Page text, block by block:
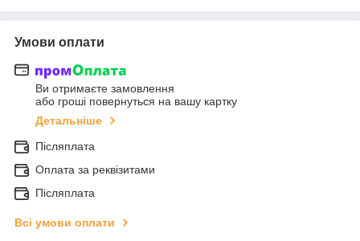
Умови оплати
Ви отримаєте замовлення
або гроші повернуться на вашу картку
Детальніше
Післяплата
Оплата за реквізитами
Післяплата
Всі умови оплати